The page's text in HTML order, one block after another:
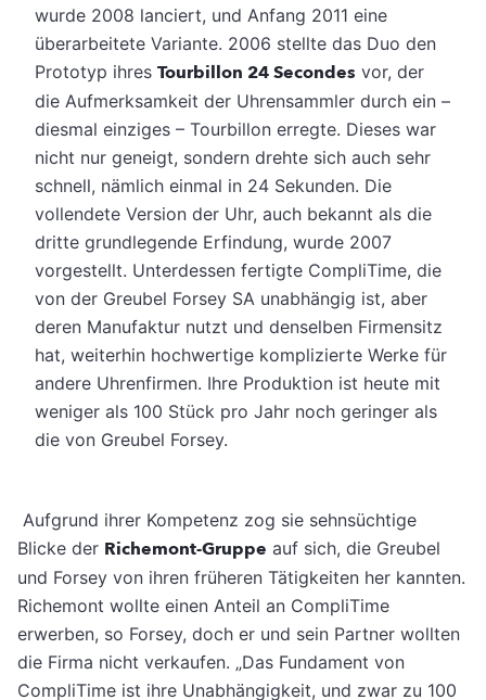
wurde 2008 lanciert, und Anfang 2011 eine
überarbeitete Variante. 2006 stellte das Duo den
Prototyp ihres Tourbillon 24 Secondes vor, der
die Aufmerksamkeit der Uhrensammler durch ein –
diesmal einziges – Tourbillon erregte. Dieses war
nicht nur geneigt, sondern drehte sich auch sehr
schnell, nämlich einmal in 24 Sekunden. Die
vollendete Version der Uhr, auch bekannt als die
dritte grundlegende Erfindung, wurde 2007
vorgestellt. Unterdessen fertigte CompliTime, die
von der Greubel Forsey SA unabhängig ist, aber
deren Manufaktur nutzt und denselben Firmensitz
hat, weiterhin hochwertige komplizierte Werke für
andere Uhrenfirmen. Ihre Produktion ist heute mit
weniger als 100 Stück pro Jahr noch geringer als
die von Greubel Forsey.
Aufgrund ihrer Kompetenz zog sie sehnsüchtige
Blicke der Richemont-Gruppe auf sich, die Greubel
und Forsey von ihren früheren Tätigkeiten her kannten.
Richemont wollte einen Anteil an CompliTime
erwerben, so Forsey, doch er und sein Partner wollten
die Firma nicht verkaufen. „Das Fundament von
CompliTime ist ihre Unabhängigkeit, und zwar zu 100